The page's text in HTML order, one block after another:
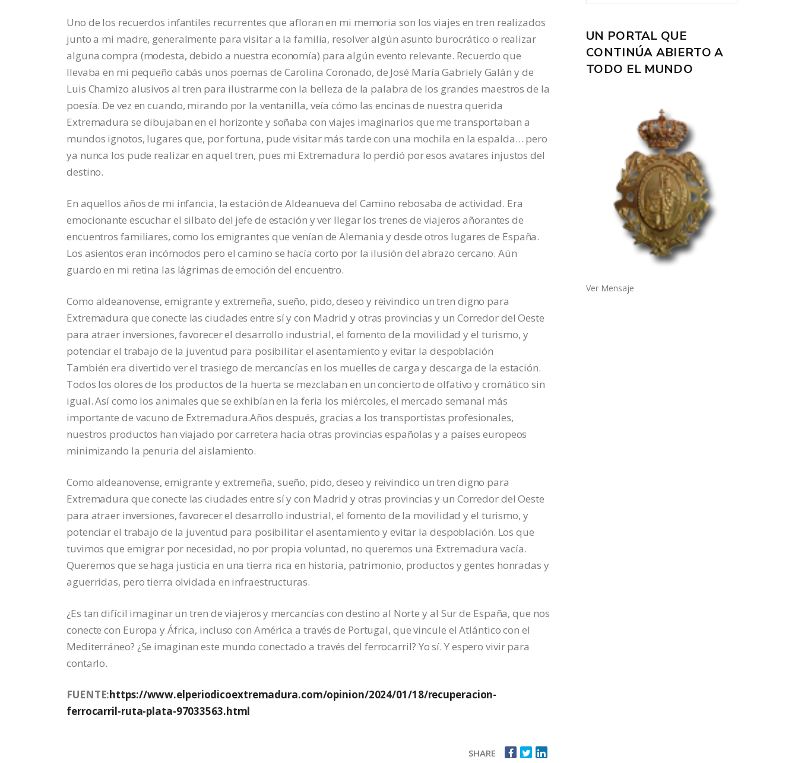
Uno de los recuerdos infantiles recurrentes que afloran en mi memoria son los viajes en tren realizados
junto a mi madre, generalmente para visitar a la familia, resolver algún asunto burocrático o realizar
alguna compra (modesta, debido a nuestra economía) para algún evento relevante. Recuerdo que
llevaba en mi pequeño cabás unos poemas de Carolina Coronado, de José María Gabriely Galán y de
Luis Chamizo alusivos al tren para ilustrarme con la belleza de la palabra de los grandes maestros de la
poesía. De vez en cuando, mirando por la ventanilla, veía cómo las encinas de nuestra querida
Extremadura se dibujaban en el horizonte y soñaba con viajes imaginarios que me transportaban a
mundos ignotos, lugares que, por fortuna, pude visitar más tarde con una mochila en la espalda… pero
ya nunca los pude realizar en aquel tren, pues mi Extremadura lo perdió por esos avatares injustos del
destino.
En aquellos años de mi infancia, la estación de Aldeanueva del Camino rebosaba de actividad. Era
emocionante escuchar el silbato del jefe de estación y ver llegar los trenes de viajeros añorantes de
encuentros familiares, como los emigrantes que venían de Alemania y desde otros lugares de España.
Los asientos eran incómodos pero el camino se hacía corto por la ilusión del abrazo cercano. Aún
guardo en mi retina las lágrimas de emoción del encuentro.
Como aldeanovense, emigrante y extremeña, sueño, pido, deseo y reivindico un tren digno para
Extremadura que conecte las ciudades entre sí y con Madrid y otras provincias y un Corredor del Oeste
para atraer inversiones, favorecer el desarrollo industrial, el fomento de la movilidad y el turismo, y
potenciar el trabajo de la juventud para posibilitar el asentamiento y evitar la despoblación
También era divertido ver el trasiego de mercancías en los muelles de carga y descarga de la estación.
Todos los olores de los productos de la huerta se mezclaban en un concierto de olfativo y cromático sin
igual. Así como los animales que se exhibían en la feria los miércoles, el mercado semanal más
importante de vacuno de Extremadura.Años después, gracias a los transportistas profesionales,
nuestros productos han viajado por carretera hacia otras provincias españolas y a países europeos
minimizando la penuria del aislamiento.
Como aldeanovense, emigrante y extremeña, sueño, pido, deseo y reivindico un tren digno para
Extremadura que conecte las ciudades entre sí y con Madrid y otras provincias y un Corredor del Oeste
para atraer inversiones, favorecer el desarrollo industrial, el fomento de la movilidad y el turismo, y
potenciar el trabajo de la juventud para posibilitar el asentamiento y evitar la despoblación. Los que
tuvimos que emigrar por necesidad, no por propia voluntad, no queremos una Extremadura vacía.
Queremos que se haga justicia en una tierra rica en historia, patrimonio, productos y gentes honradas y
aguerridas, pero tierra olvidada en infraestructuras.
¿Es tan difícil imaginar un tren de viajeros y mercancías con destino al Norte y al Sur de España, que nos
conecte con Europa y África, incluso con América a través de Portugal, que vincule el Atlántico con el
Mediterráneo? ¿Se imaginan este mundo conectado a través del ferrocarril? Yo sí. Y espero vivir para
contarlo.
FUENTE:https://www.elperiodicoextremadura.com/opinion/2024/01/18/recuperacion-
ferrocarril-ruta-plata-97033563.html
SHARE
UN PORTAL QUE
CONTINÚA ABIERTO A
TODO EL MUNDO
Ver Mensaje